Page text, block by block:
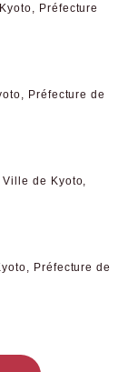
Préfecture
Préfecture de
de Kyoto,
Préfecture de